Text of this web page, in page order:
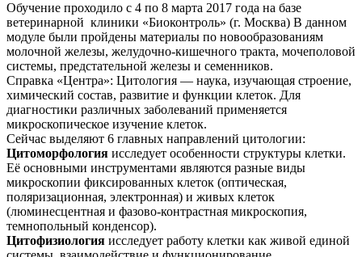
Обучение проходило с 4 по 8 марта 2017 года на базе
ветеринарной клиники «Биоконтроль» (г. Москва) В данном
модуле были пройдены материалы по новообразованиям
молочной железы, желудочно-кишечного тракта, мочеполовой
системы, предстательной железы и семенников.
Справка «Центра»: Цитология — наука, изучающая строение,
химический состав, развитие и функции клеток. Для
диагностики различных заболеваний применяется
микроскопическое изучение клеток.
Сейчас выделяют 6 главных направлений цитологии:
Цитоморфология исследует особенности структуры клетки.
Её основными инструментами являются разные виды
микроскопии фиксированных клеток (оптическая,
поляризационная, электронная) и живых клеток
(люминесцентная и фазово-контрастная микроскопия,
темнопольный конденсор).
Цитофизиология исследует работу клетки как живой единой